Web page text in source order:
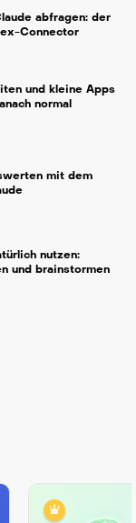
abfragen: der
Connector
und kleine Apps
normal
mit dem
nutzen:
und brainstormen